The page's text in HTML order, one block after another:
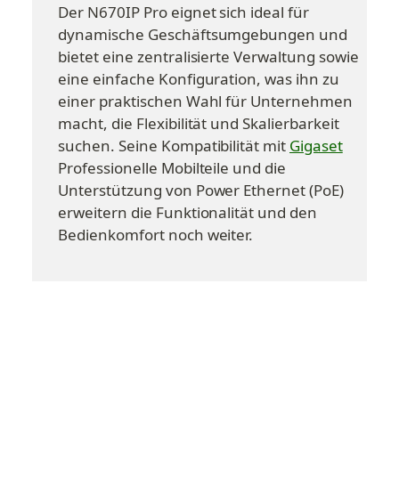
Der N670IP Pro eignet sich ideal für
dynamische Geschäftsumgebungen und
bietet eine zentralisierte Verwaltung sowie
eine einfache Konfiguration, was ihn zu
einer praktischen Wahl für Unternehmen
macht, die Flexibilität und Skalierbarkeit
suchen. Seine Kompatibilität mit Gigaset
Professionelle Mobilteile und die
Unterstützung von Power Ethernet (PoE)
erweitern die Funktionalität und den
Bedienkomfort noch weiter.